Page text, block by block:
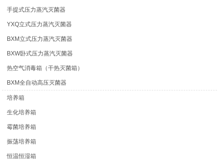
手提式压力蒸汽灭菌器
YXQ立式压力蒸汽灭菌器
BXM立式压力蒸汽灭菌器
BXW卧式压力蒸汽灭菌器
热空气消毒箱（干热灭菌箱）
BXM全自动高压灭菌器
培养箱
生化培养箱
霉菌培养箱
振荡培养箱
恒温恒湿箱